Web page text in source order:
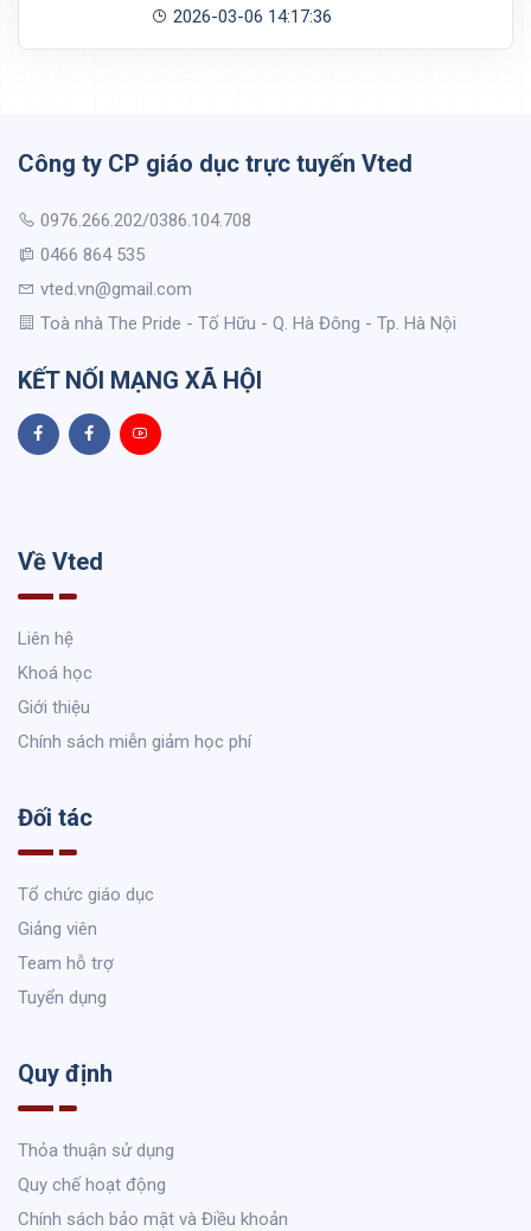
2026-03-06 14:17:36
Công ty CP giáo dục trực tuyến Vted
0976.266.202/0386.104.708
0466 864 535
vted.vn@gmail.com
Toà nhà The Pride - Tố Hữu - Q. Hà Đông - Tp. Hà Nội
KẾT NỐI MẠNG XÃ HỘI
Về Vted
Liên hệ
Khoá học
Giới thiệu
Chính sách miễn giảm học phí
Đối tác
Tổ chức giáo dục
Giảng viên
Team hỗ trợ
Tuyển dụng
Quy định
Thỏa thuận sử dụng
Quy chế hoạt động
Chính sách bảo mật và Điều khoản